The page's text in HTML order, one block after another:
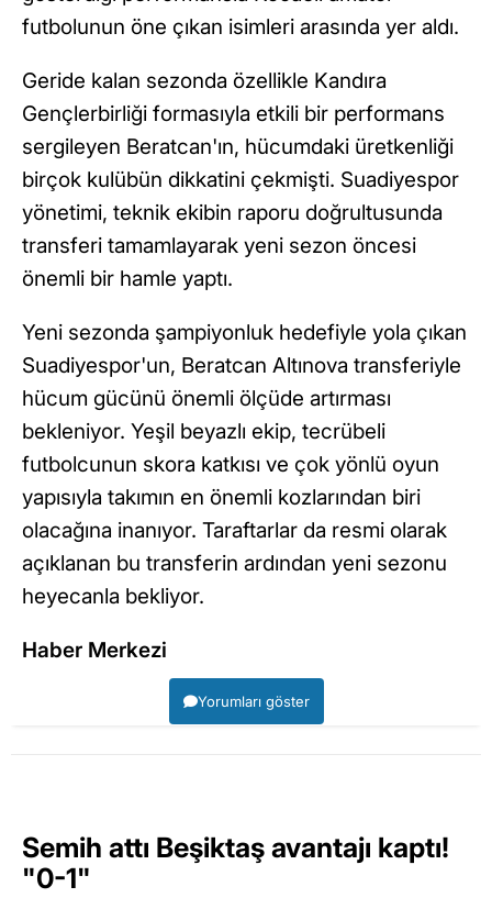
futbolunun öne çıkan isimleri arasında yer aldı.
Geride kalan sezonda özellikle Kandıra
Gençlerbirliği formasıyla etkili bir performans
sergileyen Beratcan'ın, hücumdaki üretkenliği
birçok kulübün dikkatini çekmişti. Suadiyespor
yönetimi, teknik ekibin raporu doğrultusunda
transferi tamamlayarak yeni sezon öncesi
önemli bir hamle yaptı.
Yeni sezonda şampiyonluk hedefiyle yola çıkan
Suadiyespor'un, Beratcan Altınova transferiyle
hücum gücünü önemli ölçüde artırması
bekleniyor. Yeşil beyazlı ekip, tecrübeli
futbolcunun skora katkısı ve çok yönlü oyun
yapısıyla takımın en önemli kozlarından biri
olacağına inanıyor. Taraftarlar da resmi olarak
açıklanan bu transferin ardından yeni sezonu
heyecanla bekliyor.
Haber Merkezi
Yorumları göster
Semih attı Beşiktaş avantajı kaptı!
"0-1"